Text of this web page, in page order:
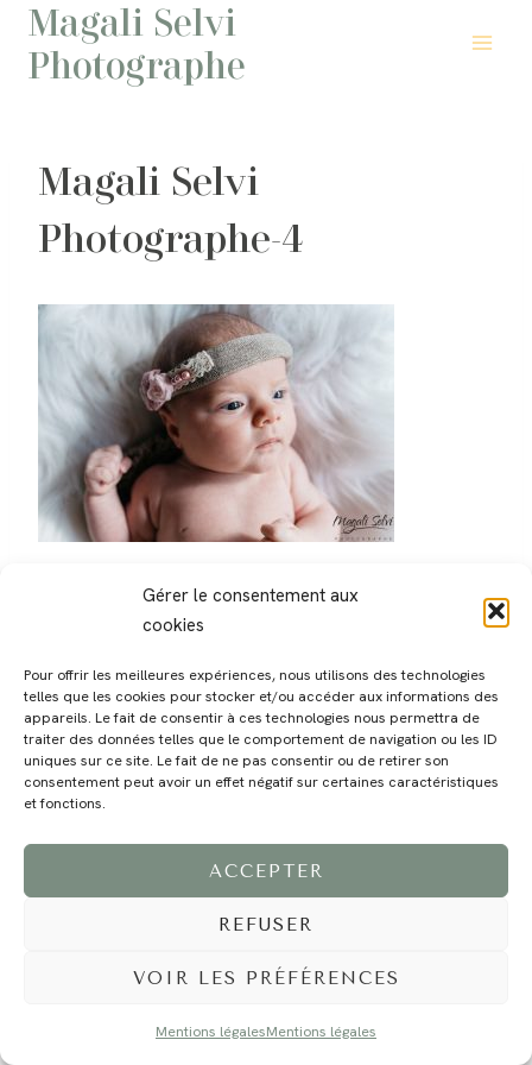
Gérer le consentement aux
cookies
Pour offrir les meilleures expériences, nous utilisons des technologies
telles que les cookies pour stocker et/ou accéder aux informations des
appareils. Le fait de consentir à ces technologies nous permettra de
traiter des données telles que le comportement de navigation ou les ID
uniques sur ce site. Le fait de ne pas consentir ou de retirer son
consentement peut avoir un effet négatif sur certaines caractéristiques
et fonctions.
ACCEPTER
REFUSER
VOIR LES PRÉFÉRENCES
Mentions légalesMentions légales
Aller
contenu
Magali Selvi
Photographe
Magali Selvi
Photographe-4
MAGALI PRESTATIONS YOGA VOYAGE BLOG CONTACT
©2024 EI Magali Selvi - Photographe Famille et Mariage - Nice - Côte d'Azur -